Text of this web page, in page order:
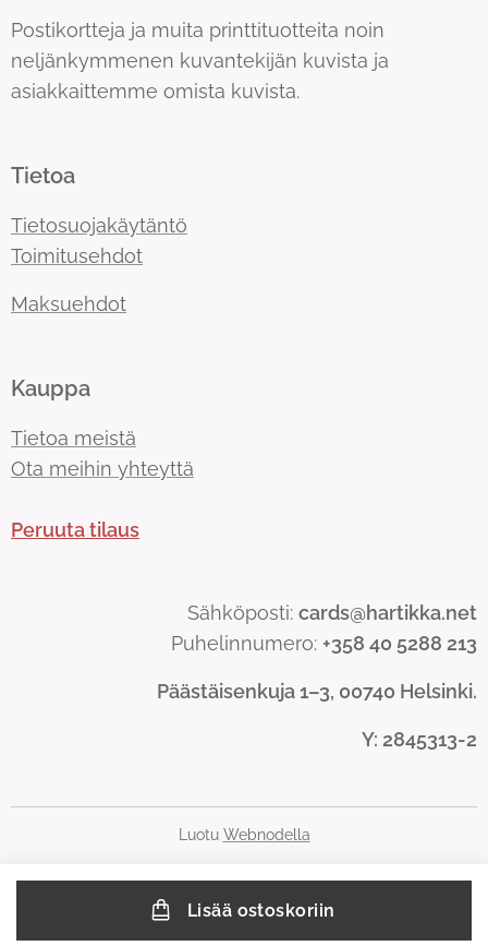
Lisää ostoskoriin
Postikortteja ja muita printtituotteita noin
neljänkymmenen kuvantekijän kuvista ja
asiakkaittemme omista kuvista.
Tietoa
Tietosuojakäytäntö
Toimitusehdot
Maksuehdot
Kauppa
Tietoa meistä
Ota meihin yhteyttä
Peruuta tilaus
Sähköposti: cards@hartikka.net
Puhelinnumero: +358 40 5288 213
Päästäisenkuja 1–3, 00740 Helsinki.
Y: 2845313-2
Luotu Webnodella